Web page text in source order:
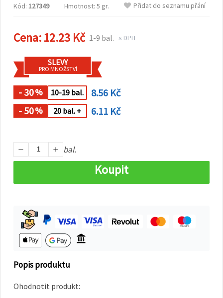
použitím
všech
kliknutím
vše!" Nebo
můžete
uvést své
Nastavení
výběrem
daného
cookies a
"Uložit"
Kód: 127349 Hmotnost: 5 gr. Přidat do seznamu přání
Cena:12.23 Kč 1-9 bal. s DPH
SLEVY
PRO MNOŽSTVÍ
- 30% 10-19 bal.
8.56 Kč
- 50% 20 bal. + 6.11 Kč
bal.
Koupit
Popis produktu
Ohodnotit produkt: